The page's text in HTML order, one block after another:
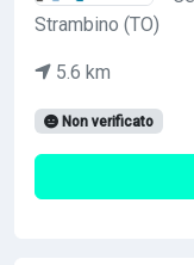
Strambino (TO)
5.6 km
Non verificato